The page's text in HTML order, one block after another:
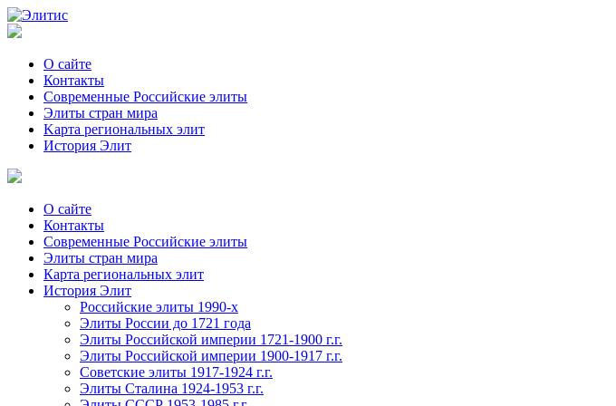
О сайте
Контакты
Современные Российские элиты
Элиты стран мира
Kартa региональных элит
История Элит
О сайте
Контакты
Современные Российские элиты
Элиты стран мира
Картa региональных элит
История Элит
Российские элиты 1990-х
Элиты России до 1721 года
Элиты Российской империи 1721-1900 г.г.
Элиты Российской империи 1900-1917 г.г.
Советские элиты 1917-1924 г.г.
Элиты Сталина 1924-1953 г.г.